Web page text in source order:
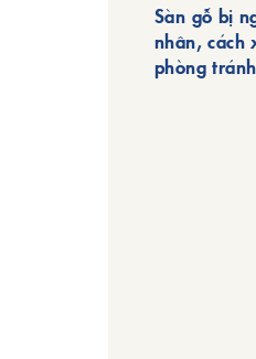
Sàn gỗ bị
nhân, cách
phòng